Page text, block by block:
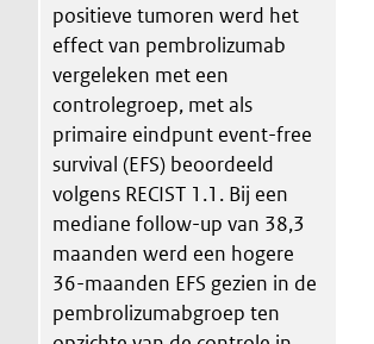
positieve tumoren werd het
effect van pembrolizumab
vergeleken met een
controlegroep, met als
primaire eindpunt event-free
survival (EFS) beoordeeld
volgens RECIST 1.1. Bij een
mediane follow-up van 38,3
maanden werd een hogere
36-maanden EFS gezien in de
pembrolizumabgroep ten